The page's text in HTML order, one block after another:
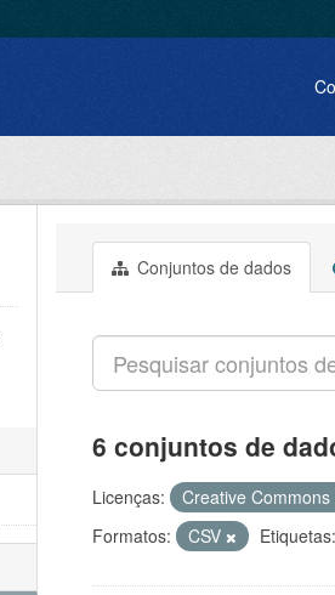
Conjuntos de dados
6 conjuntos de
Licenças: Creative Commons
Formatos:
CSV Etiquetas: